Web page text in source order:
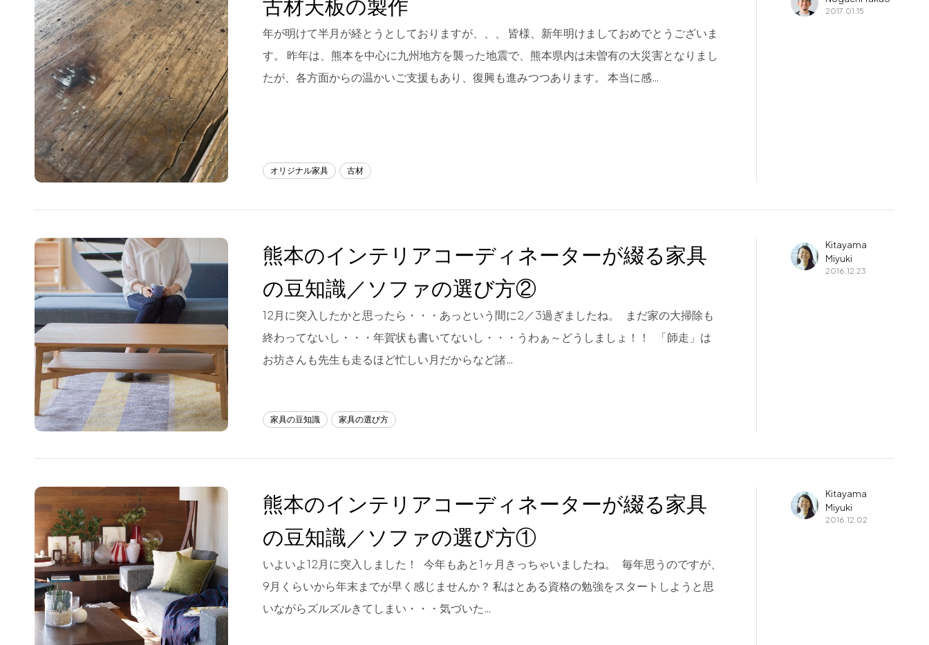
Blog
About us
for Business
Recruit
Contact
フラッグシップストア
0965-45-9282
古材天板の製作
年が明けて半月が経とうとしておりますが、、、 皆様、新年明けましておめでとうございま
す。 昨年は、熊本を中心に九州地方を襲った地震で、熊本県内は未曽有の大災害となりまし
たが、各方面からの温かいご支援もあり、復興も進みつつあります。 本当に感…
オリジナル家具 古材
2017.01.15
熊本のインテリアコーディネーターが綴る家具
の豆知識／ソファの選び方②
12月に突入したかと思ったら・・・あっという間に2／3過ぎましたね。 まだ家の大掃除も
終わってないし・・・年賀状も書いてないし・・・うわぁ～どうしましょ！！ 「師走」は
お坊さんも先生も走るほど忙しい月だからなど諸…
家具の豆知識 家具の選び方
Kitayama
Miyuki
2016.12.23
熊本のインテリアコーディネーターが綴る家具
の豆知識／ソファの選び方①
いよいよ12月に突入しました！ 今年もあと1ヶ月きっちゃいましたね。 毎年思うのですが、
9月くらいから年末までが早く感じませんか？ 私はとある資格の勉強をスタートしようと思
いながらズルズルきてしまい・・・気づいた…
Kitayama
Miyuki
2016.12.02